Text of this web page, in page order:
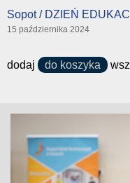
Sopot / DZIEŃ
15 października 2024
dodaj do koszyka